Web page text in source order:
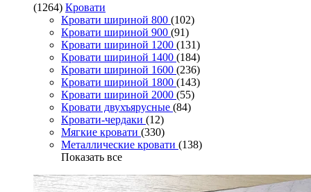
(1264) Кровати
Кровати шириной 800 (102)
Кровати шириной 900 (91)
Кровати шириной 1200 (131)
Кровати шириной 1400 (184)
Кровати шириной 1600 (236)
Кровати шириной 1800 (143)
Кровати шириной 2000 (55)
Кровати двухъярусные (84)
Кровати-чердаки (12)
Мягкие кровати (330)
Металлические кровати (138)
Показать все